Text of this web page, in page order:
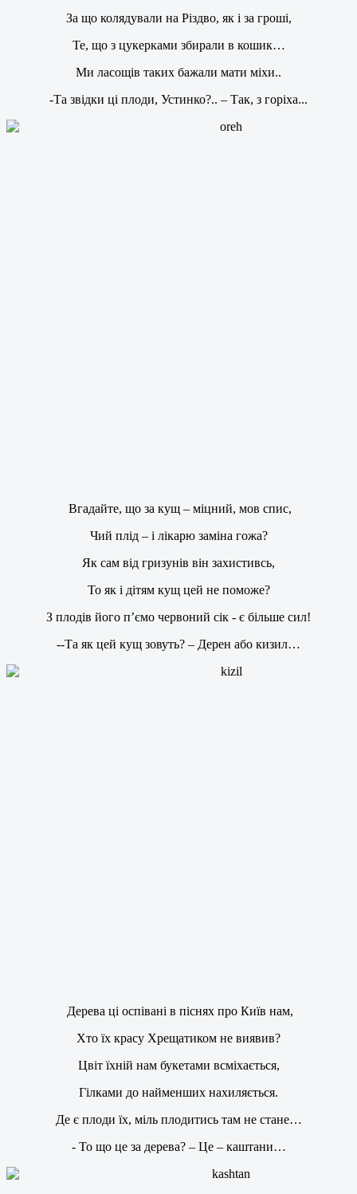
За що колядували на Різдво, як і за гроші,
Те, що з цукерками збирали в кошик…
Ми ласощів таких бажали мати міхи..
-Та звідки ці плоди, Устинко?.. – Так, з горіха...
Вгадайте, що за кущ – міцний, мов спис,
Чий плід – і лікарю заміна гожа?
Як сам від гризунів він захистивсь,
То як і дітям кущ цей не поможе?
З плодів його п’ємо червоний сік - є більше сил!
--Та як цей кущ зовуть? – Дерен або кизил…
Дерева ці оспівані в піснях про Київ нам,
Хто їх красу Хрещатиком не виявив?
Цвіт їхній нам букетами всміхається,
Гілками до найменших нахиляється.
Де є плоди їх, міль плодитись там не стане…
- То що це за дерева? – Це – каштани…